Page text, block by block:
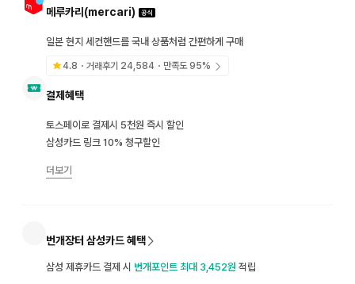
메루카리(mercari)
일본 현지 세컨핸드를 국내 상품처럼 간편하게 구매
4.8 ・거래후기 24,584・만족도95%
결제혜택
토스페이로 결제시 5천원 즉시 할인
삼성카드 링크 10% 청구할인
더보기
번개장터 삼성카드 혜택
삼성 제휴카드 결제 시 번개포인트 최대 3,452원 적립